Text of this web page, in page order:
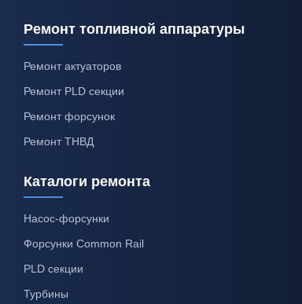
Ремонт топливной аппаратуры
Ремонт актуаторов
Ремонт PLD секции
Ремонт форсунок
Ремонт ТНВД
Каталоги ремонта
Насос-форсунки
Форсунки Common Rail
PLD секции
Турбины